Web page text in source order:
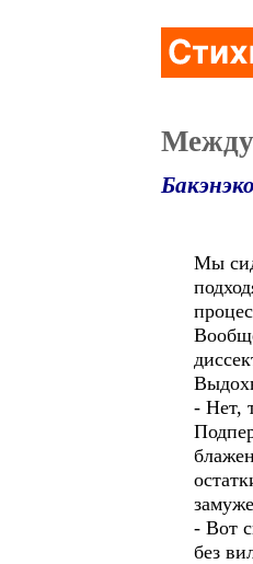
Между
Бакэнэко
Мы
- Нет,
- Вот
без